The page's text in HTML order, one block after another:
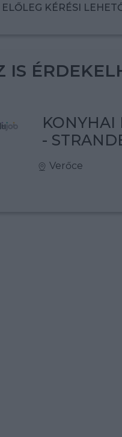
ELŐLEG KÉRÉSI
IS
KONYHAI
-
Verőce